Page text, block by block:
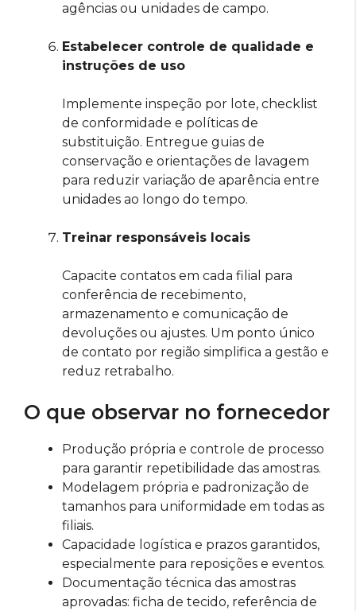
agências ou unidades de campo.
Estabelecer controle de qualidade e
instruções de uso
Implemente inspeção por lote, checklist
de conformidade e políticas de
substituição. Entregue guias de
conservação e orientações de lavagem
para reduzir variação de aparência entre
unidades ao longo do tempo.
Treinar responsáveis locais
Capacite contatos em cada filial para
conferência de recebimento,
armazenamento e comunicação de
devoluções ou ajustes. Um ponto único
de contato por região simplifica a gestão e
reduz retrabalho.
O que observar no fornecedor
Produção própria e controle de processo
para garantir repetibilidade das amostras.
Modelagem própria e padronização de
tamanhos para uniformidade em todas as
filiais.
Capacidade logística e prazos garantidos,
especialmente para reposições e eventos.
Documentação técnica das amostras
aprovadas: ficha de tecido, referência de